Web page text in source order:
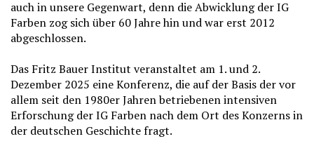
auch in unsere Gegenwart, denn die Abwicklung der IG
Farben zog sich über 60 Jahre hin und war erst 2012
abgeschlossen.
Das Fritz Bauer Institut veranstaltet am 1. und 2.
Dezember 2025 eine Konferenz, die auf der Basis der vor
allem seit den 1980er Jahren betriebenen intensiven
Erforschung der IG Farben nach dem Ort des Konzerns in
der deutschen Geschichte fragt.